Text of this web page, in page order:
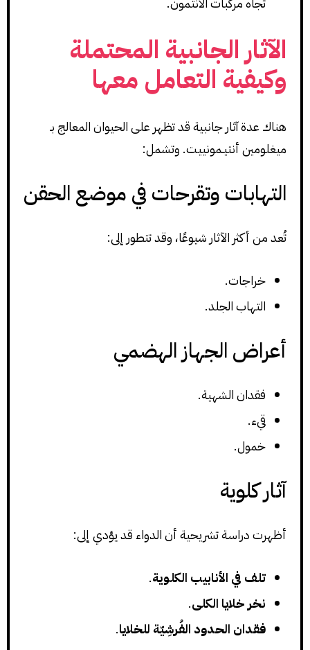
الآثار الجانبية المحتملة
وكيفية التعامل معها
هناك عدة آثار جانبية قد تظهر على الحيوان المعالج بـ
ميغلومين أنتيـمونييت. وتشمل:
التهابات وتقرحات في موضع الحقن
تُعد من أكثر الآثار شيوعًا، وقد تتطور إلى:
خراجات.
التهاب الجلد.
أعراض الجهاز الهضمي
فقدان الشهية.
قيء.
خمول.
آثار كلوية
أظهرت دراسة تشريحية أن الدواء قد يؤدي إلى:
تلف في الأنابيب الكلوية.
نخر خلايا الكلى.
فقدان الحدود الفُرشِيّة للخلايا.